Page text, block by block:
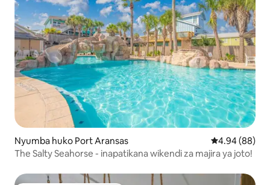
Nyumba huko Port Aransas Ukadiriaji wa
4.94 (88)
The Salty Seahorse - inapatikana wikendi za majira ya joto!